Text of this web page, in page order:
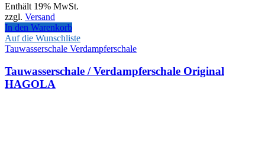
war:
182,42€
ist:
Enthält 19% MwSt.
zzgl. Versand
In den Warenkorb
Auf die Wunschliste
Tauwasserschale Verdampferschale
Tauwasserschale / Verdampferschale Original
HAGOLA